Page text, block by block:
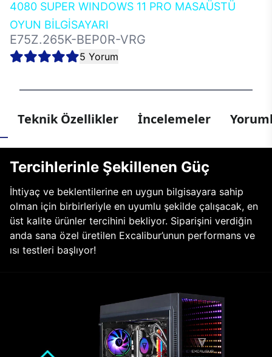
4080 SUPER WINDOWS 11 PRO MASAÜSTÜ
OYUN BİLGİSAYARI
E75Z.265K-BEP0R-VRG
5 Yorum
Teknik Özellikler İncelemeler
Tercihlerinle Şekillenen Güç
İhtiyaç ve beklentilerine en uygun bilgisayara sahip
olman için birbirleriyle en uyumlu şekilde çalışacak, en
üst kalite ürünler tercihini bekliyor. Siparişini verdiğin
anda sana özel üretilen Excalibur’unun performans ve
ısı testleri başlıyor!